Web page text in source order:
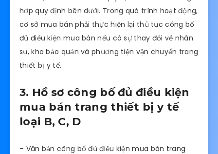
hợp quy định bên dưới. Trong quá trình hoạt động,
cơ sở mua bán phải thực hiện lại thủ tục công bố
đủ điều kiện mua bán nếu có sự thay đổi về nhân
sự, kho bảo quản và phương tiện vận chuyển trang
thiết bị y tế.
3. Hồ sơ công bố đủ điều kiện
mua bán trang thiết bị y tế
loại B, C, D
– Văn bản công bố đủ điều kiện mua bán trang